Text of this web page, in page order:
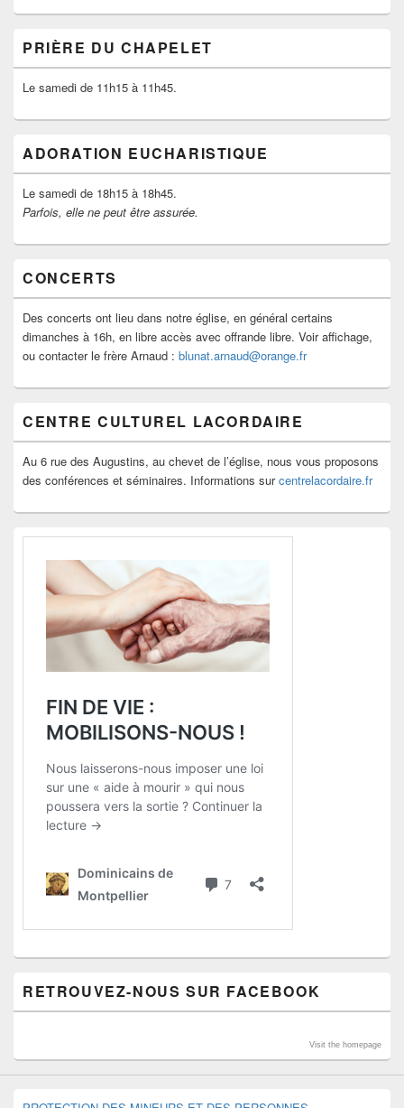
PRIÈRE DU CHAPELET
Le samedi de 11h15 à 11h45.
ADORATION EUCHARISTIQUE
Le samedi de 18h15 à 18h45.
Parfois, elle ne peut être assurée.
CONCERTS
Des concerts ont lieu dans notre église, en général certains
dimanches à 16h, en libre accès avec offrande libre. Voir affichage,
ou contacter le frère Arnaud : blunat.arnaud@orange.fr
CENTRE CULTUREL LACORDAIRE
Au 6 rue des Augustins, au chevet de l’église, nous vous proposons
des conférences et séminaires. Informations surcentrelacordaire.fr
RETROUVEZ-NOUS SUR FACEBOOK
Visit the homepage